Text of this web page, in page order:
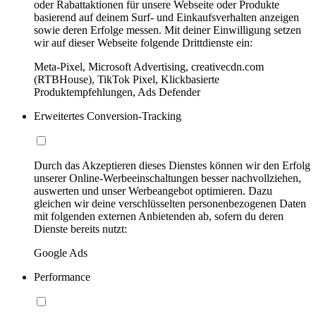
oder Rabattaktionen für unsere Webseite oder Produkte
basierend auf deinem Surf- und Einkaufsverhalten anzeigen
sowie deren Erfolge messen. Mit deiner Einwilligung setzen
wir auf dieser Webseite folgende Drittdienste ein:
Meta-Pixel, Microsoft Advertising, creativecdn.com
(RTBHouse), TikTok Pixel, Klickbasierte
Produktempfehlungen, Ads Defender
Erweitertes Conversion-Tracking
Durch das Akzeptieren dieses Dienstes können wir den Erfolg
unserer Online-Werbeeinschaltungen besser nachvollziehen,
auswerten und unser Werbeangebot optimieren. Dazu
gleichen wir deine verschlüsselten personenbezogenen Daten
mit folgenden externen Anbietenden ab, sofern du deren
Dienste bereits nutzt:
Google Ads
Performance